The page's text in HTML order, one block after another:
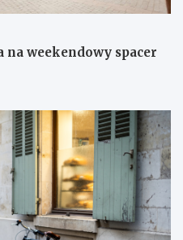
weekendowy spacer